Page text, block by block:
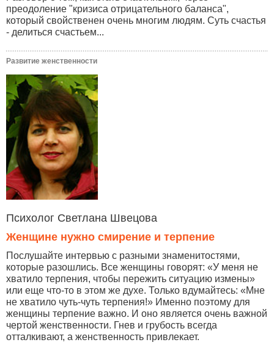
преодоление "кризиса отрицательного баланса",
который свойственен очень многим людям. Суть счастья
- делиться счастьем...
Развитие женственности
Психолог Светлана Швецова
Женщине нужно смирение и терпение
Послушайте интервью с разными знаменитостями,
которые разошлись. Все женщины говорят: «У меня не
хватило терпения, чтобы пережить ситуацию измены»
или еще что-то в этом же духе. Только вдумайтесь: «Мне
не хватило чуть-чуть терпения!» Именно поэтому для
женщины терпение важно. И оно является очень важной
чертой женственности. Гнев и грубость всегда
отталкивают, а женственность привлекает.